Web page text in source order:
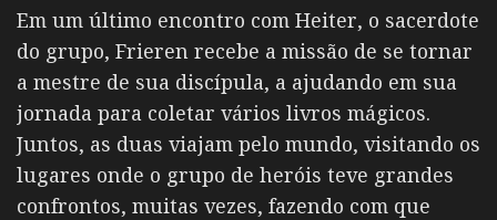
Em um último encontro com Heiter, o sacerdote
do grupo, Frieren recebe a missão de se tornar
a mestre de sua discípula, a ajudando em sua
jornada para coletar vários livros mágicos.
Juntos, as duas viajam pelo mundo, visitando os
lugares onde o grupo de heróis teve grandes
confrontos, muitas vezes, fazendo com que